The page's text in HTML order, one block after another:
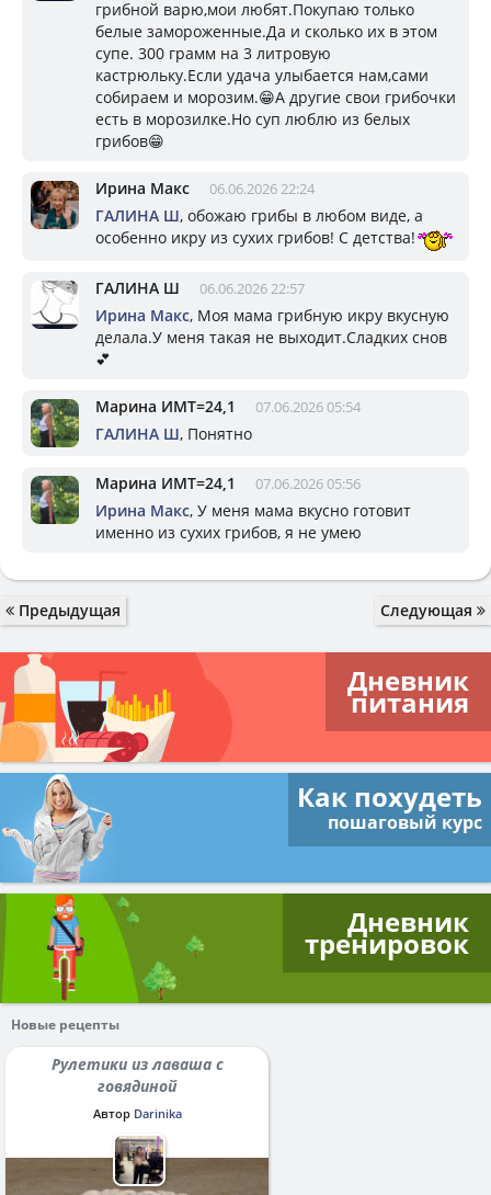
грибной варю,мои любят.Покупаю только
белые замороженные.Да и сколько их в этом
супе. 300 грамм на 3 литровую
кастрюльку.Если удача улыбается нам,сами
собираем и морозим.😁А другие свои грибочки
есть в морозилке.Но суп люблю из белых
грибов😁
Ирина Макс 06.06.2026 22:24
ГАЛИНА Ш, обожаю грибы в любом виде, а
особенно икру из сухих грибов! С детства!
ГАЛИНА Ш 06.06.2026 22:57
Ирина Макс, Моя мама грибную икру вкусную
делала.У меня такая не выходит.Сладких снов
💕
Марина ИМТ=24,1 07.06.2026 05:54
ГАЛИНА Ш, Понятно
Марина ИМТ=24,1 07.06.2026 05:56
Ирина Макс, У меня мама вкусно готовит
именно из сухих грибов, я не умею
Предыдущая Следующая
Дневник
питания
Как похудеть
пошаговый курс
Дневник
тренировок
Новые рецепты
Рулетики из лаваша с
говядиной
Автор Darinika